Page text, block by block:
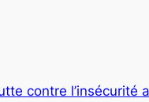
contre l’insécurité